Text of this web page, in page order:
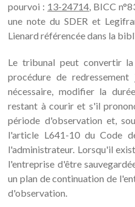
pourvoi : 13-24714, BICC
une note du SDER et
Lienard référencée dans la
Le tribunal peut convertir
procédure de
nécessaire, modifier la
restant à courir et s'il
période d'observation et,
l'article L641-10 du Code
l'administrateur. Lorsqu'il
l'entreprise d'être
un plan de continuation de
d'observation.